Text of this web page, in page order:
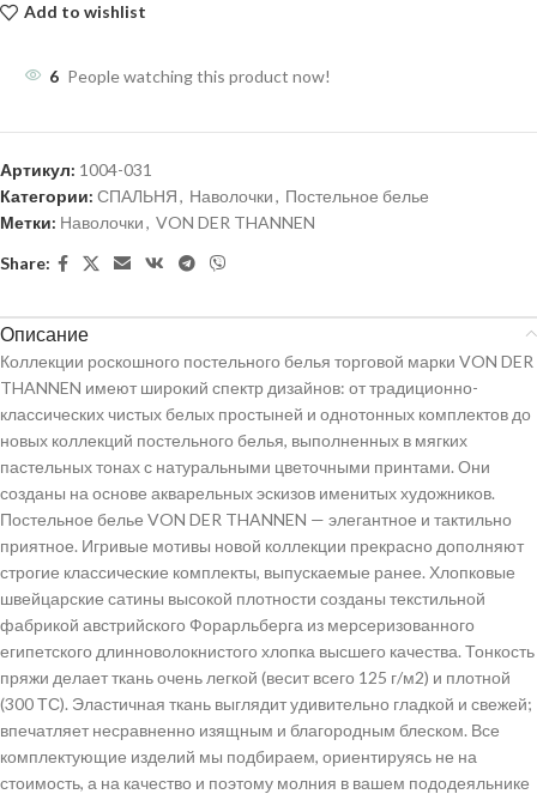
Add to wishlist
6 People watching this product now!
Артикул: 1004-031
Категории: СПАЛЬНЯ, Наволочки, Постельное белье
Метки: Наволочки, VON DER THANNEN
Share:
Описание
Коллекции роскошного постельного белья торговой марки VON DER
THANNEN имеют широкий спектр дизайнов: от традиционно-
классических чистых белых простыней и однотонных комплектов до
новых коллекций постельного белья, выполненных в мягких
пастельных тонах с натуральными цветочными принтами. Они
созданы на основе акварельных эскизов именитых художников.
Постельное белье VON DER THANNEN — элегантное и тактильно
приятное. Игривые мотивы новой коллекции прекрасно дополняют
строгие классические комплекты, выпускаемые ранее. Хлопковые
швейцарские сатины высокой плотности созданы текстильной
фабрикой австрийского Форарльберга из мерсеризованного
египетского длинноволокнистого хлопка высшего качества. Тонкость
пряжи делает ткань очень легкой (весит всего 125 г/м2) и плотной
(300 ТС). Эластичная ткань выглядит удивительно гладкой и свежей;
впечатляет несравненно изящным и благородным блеском. Все
комплектующие изделий мы подбираем, ориентируясь не на
стоимость, а на качество и поэтому молния в вашем пододеяльнике